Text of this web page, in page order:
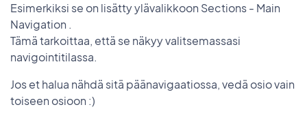
Esimerkiksi se on lisätty ylävalikkoon Sections - Main
Navigation .
Tämä tarkoittaa, että se näkyy valitsemassasi
navigointitilassa.
Jos et halua nähdä sitä päänavigaatiossa, vedä osio vain
toiseen osioon :)